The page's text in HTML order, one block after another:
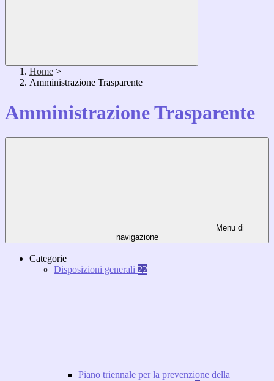
Home >
Amministrazione Trasparente
Amministrazione Trasparente
Menu di
navigazione
Categorie
Disposizioni generali 22
Piano triennale per la prevenzione della